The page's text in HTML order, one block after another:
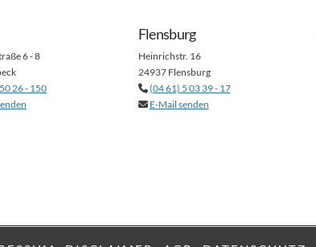
6 - 8
26 - 150
Flensburg
Heinrichstr. 16
24937 Flensburg
(04 61) 5 03 39 - 17
E-Mail senden